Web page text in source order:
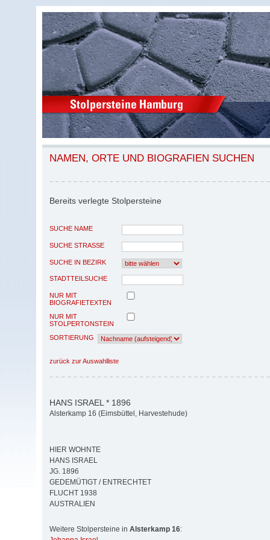
NAMEN, ORTE UND BIOGRAFIEN SUCHEN
Bereits verlegte Stolpersteine
SUCHE NAME
SUCHE STRASSE
SUCHE IN BEZIRK
STADTTEILSUCHE
NUR MIT
BIOGRAFIETEXTEN
NUR MIT
STOLPERTONSTEIN
SORTIERUNG
zurück zur Auswahlliste
HANS ISRAEL * 1896
Alsterkamp 16 (Eimsbüttel, Harvestehude)
HIER WOHNTE
HANS ISRAEL
JG. 1896
GEDEMÜTIGT / ENTRECHTET
FLUCHT 1938
AUSTRALIEN
Weitere Stolpersteine in Alsterkamp 16: